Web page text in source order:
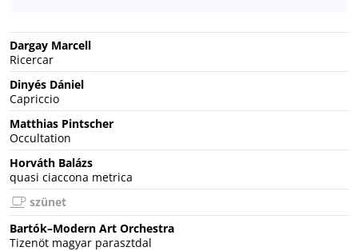
Dargay Marcell
Ricercar
Dinyés Dániel
Capriccio
Matthias Pintscher
Occultation
Horváth Balázs
quasi ciaccona metrica
szünet
Bartók–Modern Art Orchestra
Tizenöt magyar parasztdal